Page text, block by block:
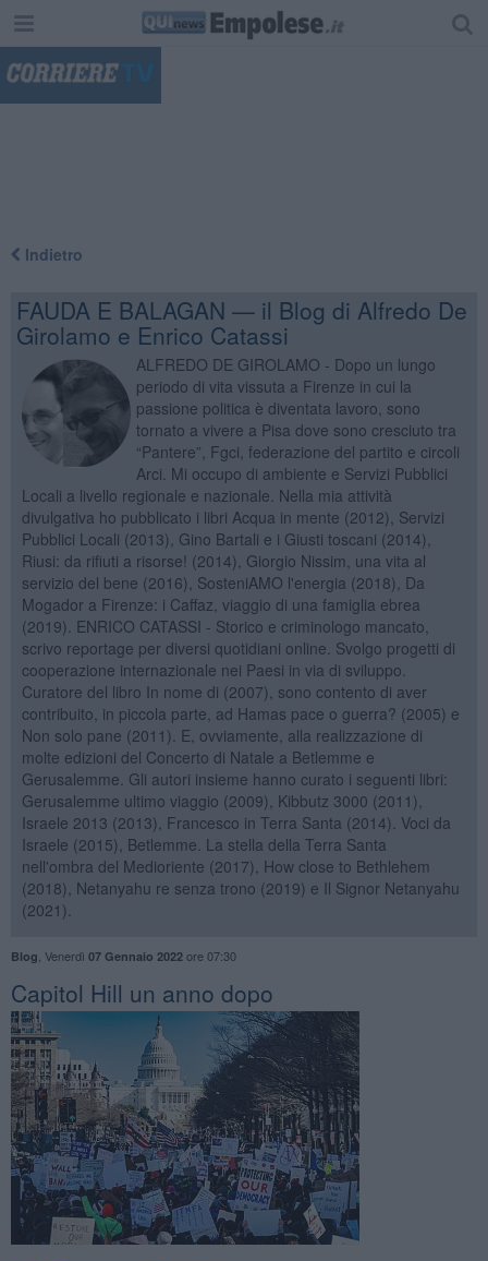
Indietro
FAUDA E BALAGAN — il Blog di Alfredo De
Girolamo e Enrico Catassi
ALFREDO DE GIROLAMO - Dopo un lungo
periodo di vita vissuta a Firenze in cui la
passione politica è diventata lavoro, sono
tornato a vivere a Pisa dove sono cresciuto tra
“Pantere”, Fgci, federazione del partito e circoli
Arci. Mi occupo di ambiente e Servizi Pubblici
Locali a livello regionale e nazionale. Nella mia attività
divulgativa ho pubblicato i libri Acqua in mente (2012), Servizi
Pubblici Locali (2013), Gino Bartali e i Giusti toscani (2014),
Riusi: da rifiuti a risorse! (2014), Giorgio Nissim, una vita al
servizio del bene (2016), SosteniAMO l'energia (2018), Da
Mogador a Firenze: i Caffaz, viaggio di una famiglia ebrea
(2019). ENRICO CATASSI - Storico e criminologo mancato,
scrivo reportage per diversi quotidiani online. Svolgo progetti di
cooperazione internazionale nei Paesi in via di sviluppo.
Curatore del libro In nome di (2007), sono contento di aver
contribuito, in piccola parte, ad Hamas pace o guerra? (2005) e
Non solo pane (2011). E, ovviamente, alla realizzazione di
molte edizioni del Concerto di Natale a Betlemme e
Gerusalemme. Gli autori insieme hanno curato i seguenti libri:
Gerusalemme ultimo viaggio (2009), Kibbutz 3000 (2011),
Israele 2013 (2013), Francesco in Terra Santa (2014). Voci da
Israele (2015), Betlemme. La stella della Terra Santa
nell'ombra del Medioriente (2017), How close to Bethlehem
(2018), Netanyahu re senza trono (2019) e Il Signor Netanyahu
(2021).
Blog Venerdì 07 Gennaio 2022ore 07:30
Capitol Hill un anno dopo